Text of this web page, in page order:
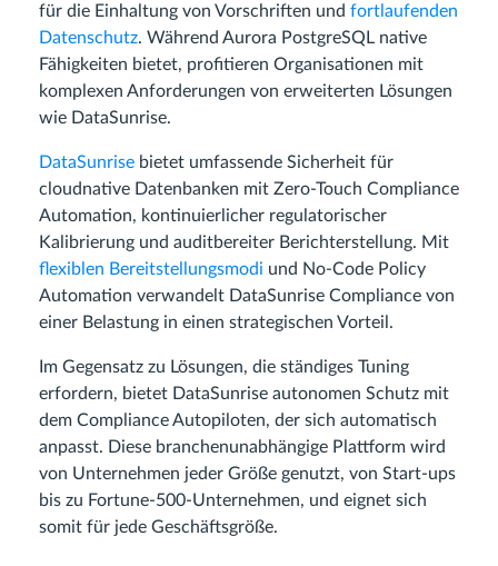
für die Einhaltung von Vorschriften und fortlaufenden
Datenschutz. Während Aurora PostgreSQL native
Fähigkeiten bietet, profitieren Organisationen mit
komplexen Anforderungen von erweiterten Lösungen
wie DataSunrise.
DataSunrise bietet umfassende Sicherheit für
cloudnative Datenbanken mit Zero-Touch Compliance
Automation, kontinuierlicher regulatorischer
Kalibrierung und auditbereiter Berichterstellung. Mit
flexiblen Bereitstellungsmodi und No-Code Policy
Automation verwandelt DataSunrise Compliance von
einer Belastung in einen strategischen Vorteil.
Im Gegensatz zu Lösungen, die ständiges Tuning
erfordern, bietet DataSunrise autonomen Schutz mit
dem Compliance Autopiloten, der sich automatisch
anpasst. Diese branchenunabhängige Plattform wird
von Unternehmen jeder Größe genutzt, von Start-ups
bis zu Fortune-500-Unternehmen, und eignet sich
somit für jede Geschäftsgröße.